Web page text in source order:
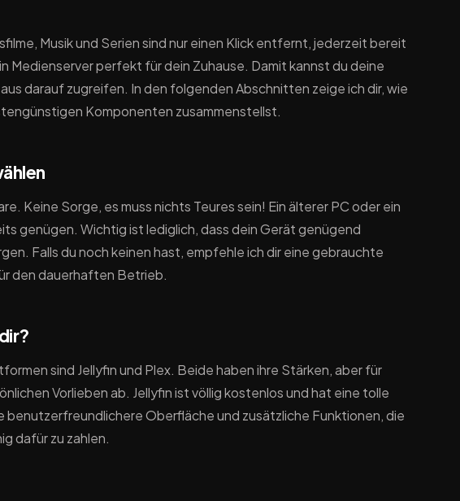
Musik und Serien sind nur einen Klick entfernt, jederzeit bereit
Medienserver perfekt für dein Zuhause. Damit kannst du deine
darauf zugreifen. In den folgenden Abschnitten zeige ich dir, wie
Komponenten zusammenstellst.
Keine Sorge, es muss nichts Teures sein! Ein älterer PC oder ein
genügen. Wichtig ist lediglich, dass dein Gerät genügend
Falls du noch keinen hast, empfehle ich dir eine gebrauchte
den dauerhaften Betrieb.
sind Jellyfin und Plex. Beide haben ihre Stärken, aber für
Vorlieben ab. Jellyfin ist völlig kostenlos und hat eine tolle
Oberfläche und zusätzliche Funktionen, die
dafür zu zahlen.